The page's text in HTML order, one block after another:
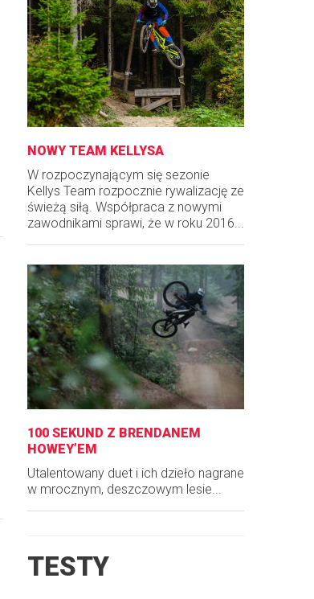
NOWY TEAM KELLYSA
W rozpoczynającym się sezonie
Kellys Team rozpocznie rywalizację ze
świeżą siłą. Współpraca z nowymi
zawodnikami sprawi, że w roku 2016...
100 SEKUND Z BRENDANEM
HOWEY’EM
Utalentowany duet i ich dzieło nagrane
w mrocznym, deszczowym lesie...
TESTY